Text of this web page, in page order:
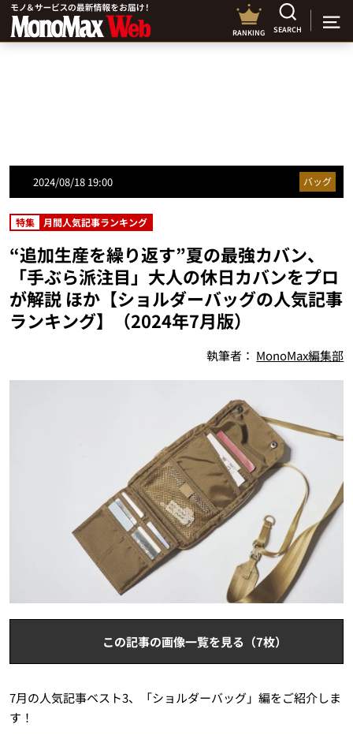
RANKING SEARCH
2024/08/18 19:00 バッグ
特集 月間人気記事ランキング
“追加生産を繰り返す”夏の最強カバン、
「手ぶら派注目」大人の休日カバンをプロ
が解説 ほか【ショルダーバッグの人気記事
ランキング】（2024年7月版）
執筆者： MonoMax編集部
この記事の画像一覧を見る（7枚）
7月の人気記事ベスト3、「ショルダーバッグ」編をご紹介しま
す！